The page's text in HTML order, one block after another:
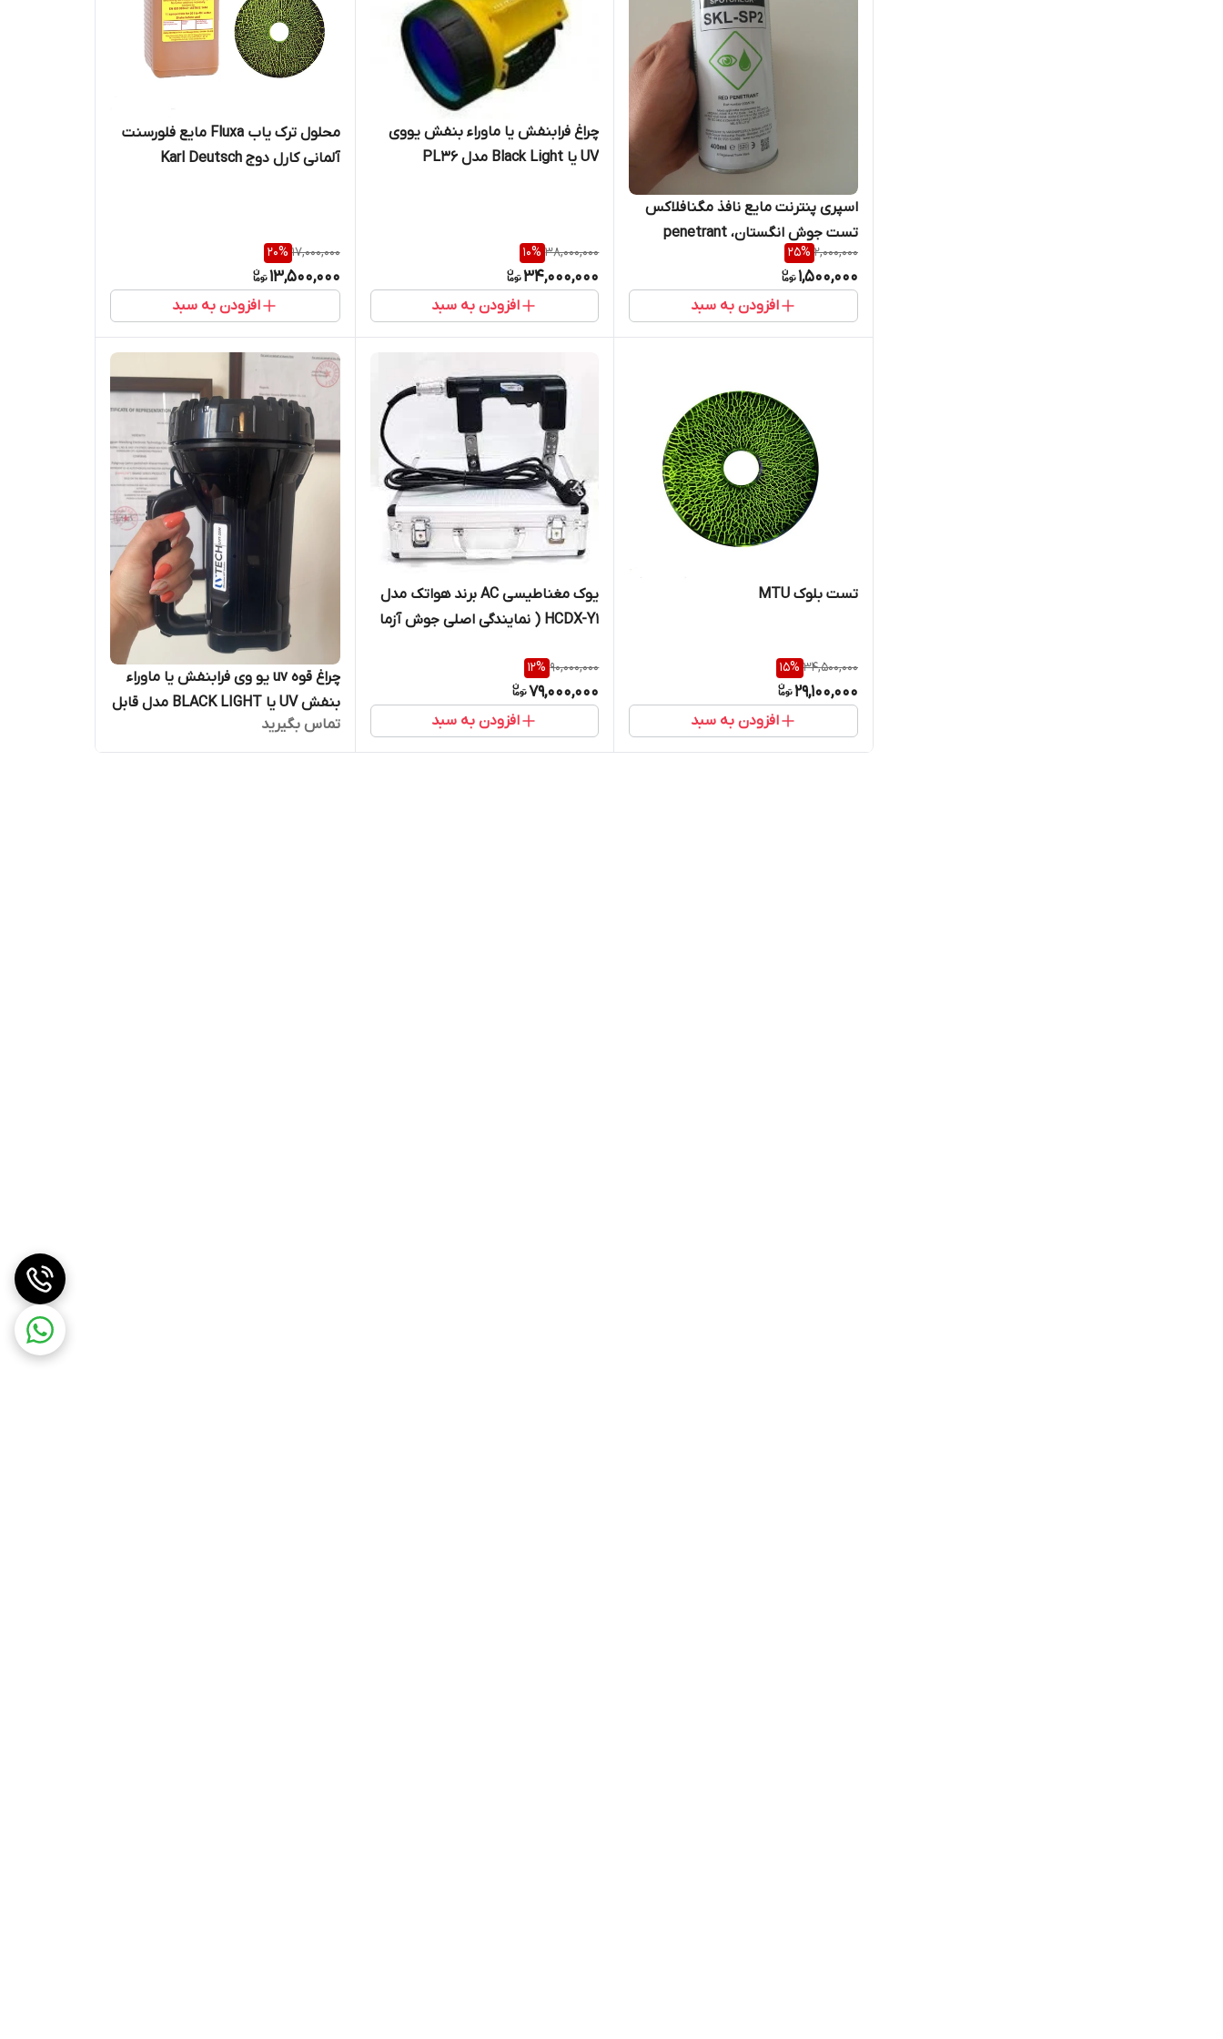
اسپری پنترنت مایع نافذ مگنافلاکس
تست جوش انگستان، penetrant
2,000,000
25%
1,500,000
افزودن به سبد
چراغ فرابنفش یا ماوراء بنفش یووی
UV یا Black Light مدل PL36
38,000,000
10%
34,000,000
افزودن به سبد
محلول ترک یاب Fluxa مایع فلورسنت
آلمانی کارل دوج Karl Deutsch
17,000,000
20%
13,500,000
افزودن به سبد
تست بلوک MTU
34,500,000
15%
29,100,000
افزودن به سبد
یوک مغناطیسی AC برند هواتک مدل
HCDX-Y1 ( نمایندگی اصلی جوش آزما
90,000,000
12%
79,000,000
افزودن به سبد
چراغ قوه uv یو وی فرابنفش یا ماوراء
بنفش UV یا BLACK LIGHT مدل قابل
شارژ ساخت تایوان ( مناسب بازرسی
فنی، پیدا کردن عقرب و سنگهای
تماس بگیرید